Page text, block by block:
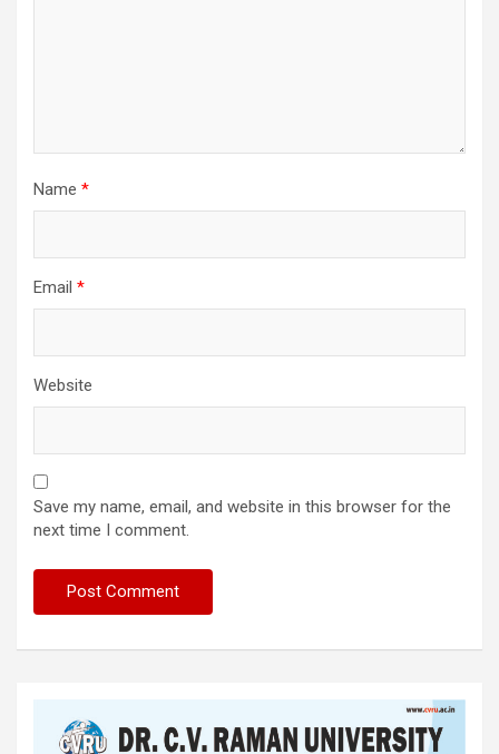
Name *
Email *
Website
Save my name, email, and website in this browser for the
next time I comment.